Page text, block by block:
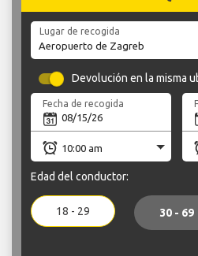
Lugar de recogida
Devolución en la misma
Fecha de recogida
Edad del conductor:
18 - 29 30 - 69